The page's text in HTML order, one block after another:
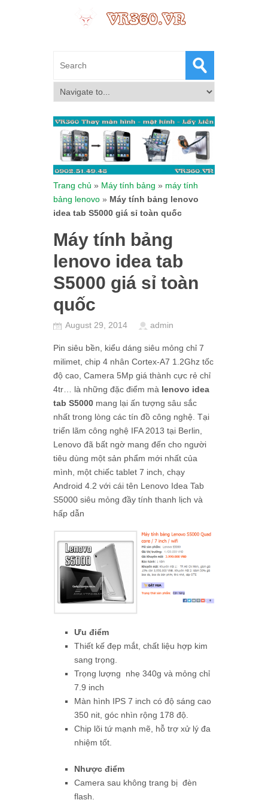
Trang chủ » Máy tính bảng » máy tính
bảng lenovo » Máy tính bảng lenovo
idea tab S5000 giá sỉ toàn quốc
Máy tính bảng
lenovo idea tab
S5000 giá sỉ toàn
quốc
August 29, 2014 admin
Pin siêu bền, kiểu dáng siêu mỏng chỉ 7
milimet, chip 4 nhân Cortex-A7 1.2Ghz tốc
độ cao, Camera 5Mp giá thành cực rẻ chỉ
4tr… là những đặc điểm mà lenovo idea
tab S5000 mang lại ấn tượng sâu sắc
nhất trong lòng các tín đồ công nghệ. Tại
triển lãm công nghệ IFA 2013 tại Berlin,
Lenovo đã bất ngờ mang đến cho người
tiêu dùng một sản phẩm mới nhất của
mình, một chiếc tablet 7 inch, chạy
Android 4.2 với cái tên Lenovo Idea Tab
S5000 siêu mỏng đầy tính thanh lịch và
hấp dẫn
Ưu điểm
Thiết kế đẹp mắt, chất liệu hợp kim
sang trọng.
Trọng lượng nhẹ 340g và mỏng chỉ
7.9 inch
Màn hình IPS 7 inch có độ sáng cao
350 nit, góc nhìn rộng 178 độ.
Chip lõi tứ mạnh mẽ, hỗ trợ xử lý đa
nhiệm tốt.
Nhược điểm
Camera sau không trang bị đèn
flash.